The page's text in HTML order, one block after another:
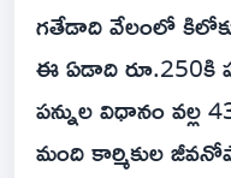
గతేడాది వేలంలో
ఈ ఏడాది
పన్నుల విధానం వల్ల
మంది కార్మికుల